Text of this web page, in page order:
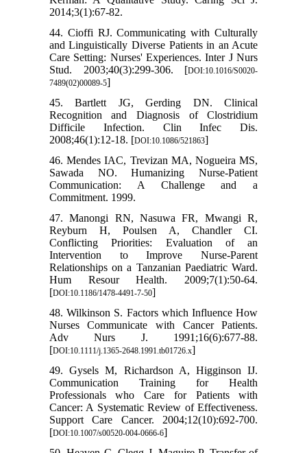
2014;3(1):67-82.
44. Cioffi RJ. Communicating with Culturally
and Linguistically Diverse Patients in an Acute
Care Setting: Nurses' Experiences. Inter J Nurs
Stud. 2003;40(3):299-306. [DOI:10.1016/S0020-
7489(02)00089-5]
45. Bartlett JG, Gerding DN. Clinical
Recognition and Diagnosis of Clostridium
Difficile Infection. Clin Infec Dis.
2008;46(1):12-18. [DOI:10.1086/521863]
46. Mendes IAC, Trevizan MA, Nogueira MS,
Sawada NO. Humanizing Nurse-Patient
Communication: A Challenge and a
Commitment. 1999.
47. Manongi RN, Nasuwa FR, Mwangi R,
Reyburn H, Poulsen A, Chandler CI.
Conflicting Priorities: Evaluation of an
Intervention to Improve Nurse-Parent
Relationships on a Tanzanian Paediatric Ward.
Hum Resour Health. 2009;7(1):50-64.
[DOI:10.1186/1478-4491-7-50]
48. Wilkinson S. Factors which Influence How
Nurses Communicate with Cancer Patients.
Adv Nurs J. 1991;16(6):677-88.
[DOI:10.1111/j.1365-2648.1991.tb01726.x]
49. Gysels M, Richardson A, Higginson IJ.
Communication Training for Health
Professionals who Care for Patients with
Cancer: A Systematic Review of Effectiveness.
Support Care Cancer. 2004;12(10):692-700.
[DOI:10.1007/s00520-004-0666-6]